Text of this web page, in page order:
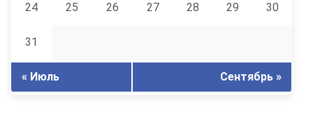
24 25 26 27 28 29 30
31
« Июль Сентябрь »